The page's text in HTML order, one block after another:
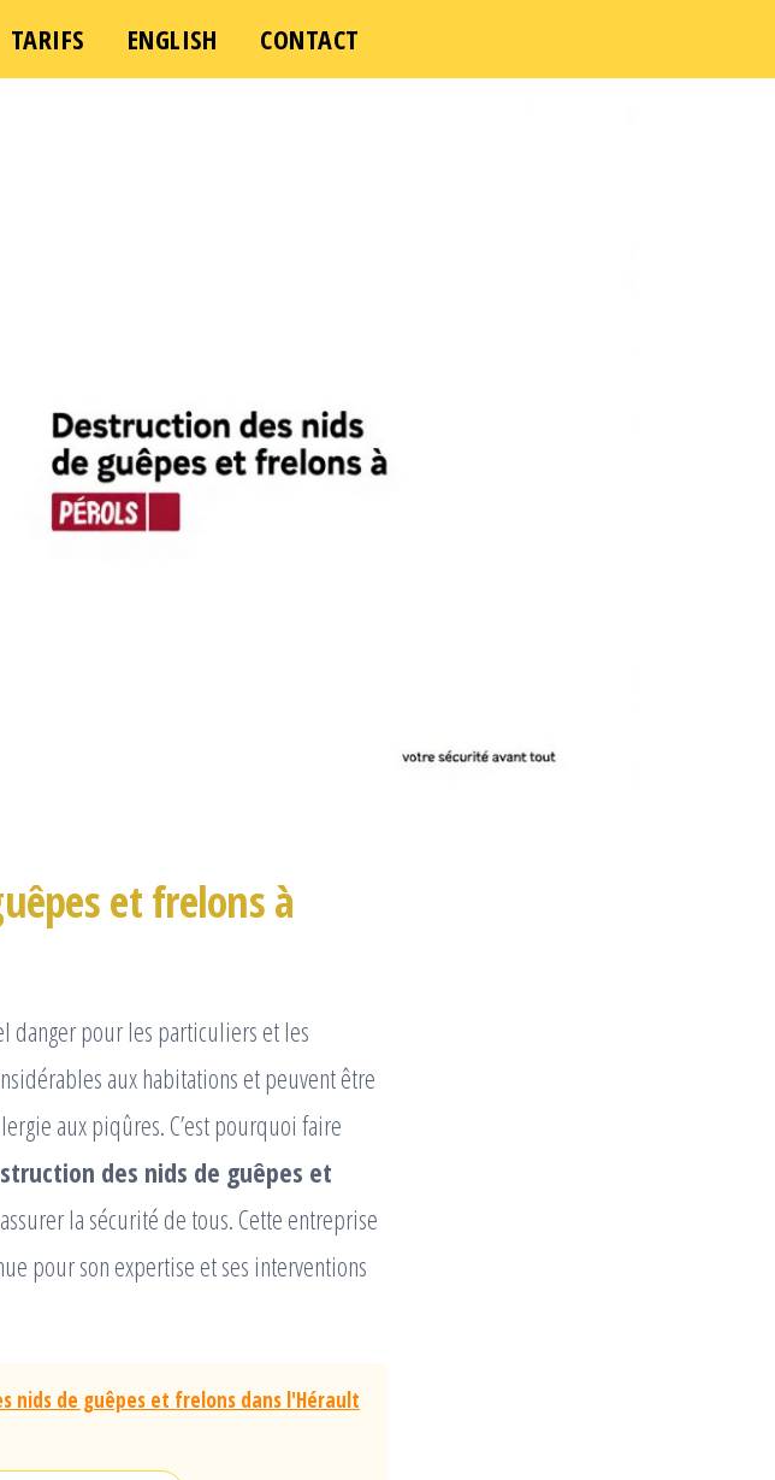
TARIFS ENGLISH
CONTACT
et frelons à
danger pour les particuliers et les
aux habitations et peuvent être
aux piqûres. C’est pourquoi faire
des nids de guêpes et
la sécurité de tous. Cette entreprise
pour son expertise et ses interventions
nids de guêpes et frelons dans l'Hérault